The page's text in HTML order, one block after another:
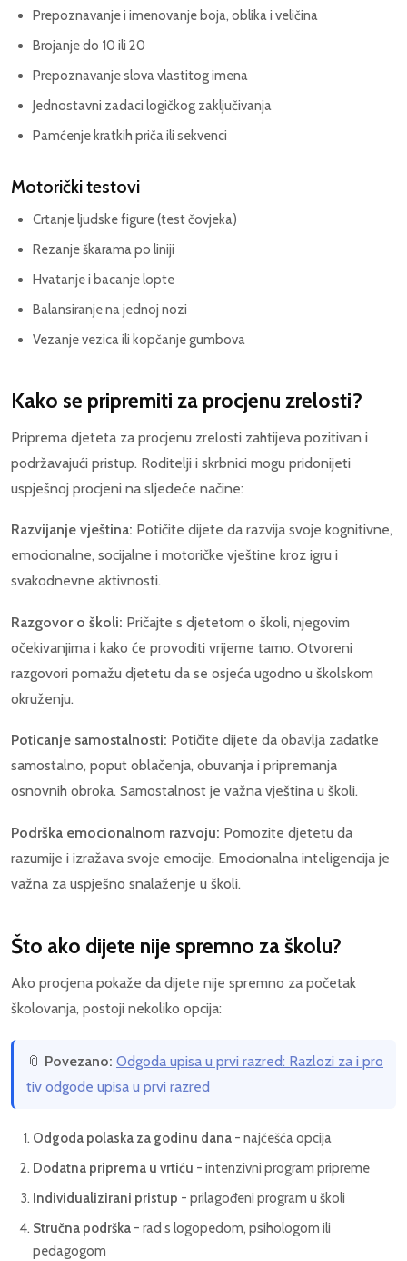
Prepoznavanje i imenovanje boja, oblika i veličina
Brojanje do 10 ili 20
Prepoznavanje slova vlastitog imena
Jednostavni zadaci logičkog zaključivanja
Pamćenje kratkih priča ili sekvenci
Motorički testovi
Crtanje ljudske figure (test čovjeka)
Rezanje škarama po liniji
Hvatanje i bacanje lopte
Balansiranje na jednoj nozi
Vezanje vezica ili kopčanje gumbova
Kako se pripremiti za procjenu zrelosti?
Priprema djeteta za procjenu zrelosti zahtijeva pozitivan i
podržavajući pristup. Roditelji i skrbnici mogu pridonijeti
uspješnoj procjeni na sljedeće načine:
Razvijanje vještina: Potičite dijete da razvija svoje kognitivne,
emocionalne, socijalne i motoričke vještine kroz igru i
svakodnevne aktivnosti.
Razgovor o školi: Pričajte s djetetom o školi, njegovim
očekivanjima i kako će provoditi vrijeme tamo. Otvoreni
razgovori pomažu djetetu da se osjeća ugodno u školskom
okruženju.
Poticanje samostalnosti: Potičite dijete da obavlja zadatke
samostalno, poput oblačenja, obuvanja i pripremanja
osnovnih obroka. Samostalnost je važna vještina u školi.
Podrška emocionalnom razvoju: Pomozite djetetu da
razumije i izražava svoje emocije. Emocionalna inteligencija je
važna za uspješno snalaženje u školi.
Što ako dijete nije spremno za školu?
Ako procjena pokaže da dijete nije spremno za početak
školovanja, postoji nekoliko opcija:
📎 Povezano: Odgoda upisa u prvi razred: Razlozi za i pro
tiv odgode upisa u prvi razred
Odgoda polaska za godinu dana - najčešća opcija
Dodatna priprema u vrtiću - intenzivni program pripreme
Individualizirani pristup - prilagođeni program u školi
Stručna podrška - rad s logopedom, psihologom ili
pedagogom